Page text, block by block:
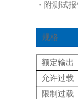
・附测试
规格
额定输出
允许过载
限制过载